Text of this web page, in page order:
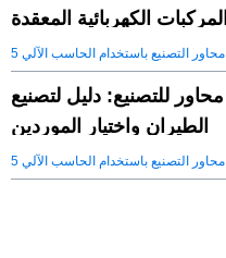
المركبات الكهربائية المعقدة
5 محاور التصنيع باستخدام الحاسب الآلي
كيفية استخدام الأذرع الآلية ذات 5 محاور للتصنيع: دليل لتصنيع
الطيران واختيار الموردين
5 محاور التصنيع باستخدام الحاسب الآلي